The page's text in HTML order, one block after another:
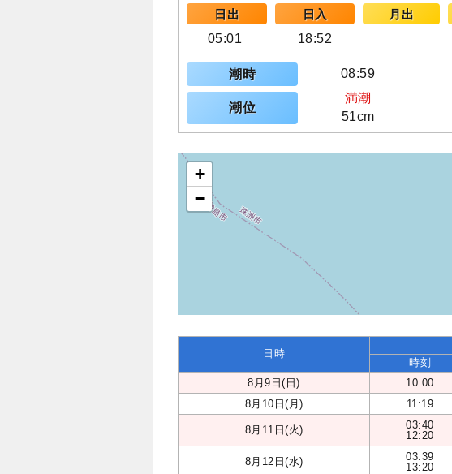
日出 日入 月出
05:01
18:52
潮時 08:59
潮位
満潮
51cm
+
−
日時
時刻
8月9日(日)
10:00
8月10日(月)
11:19
8月11日(火)
03:40
12:20
8月12日(水)
03:39
13:20